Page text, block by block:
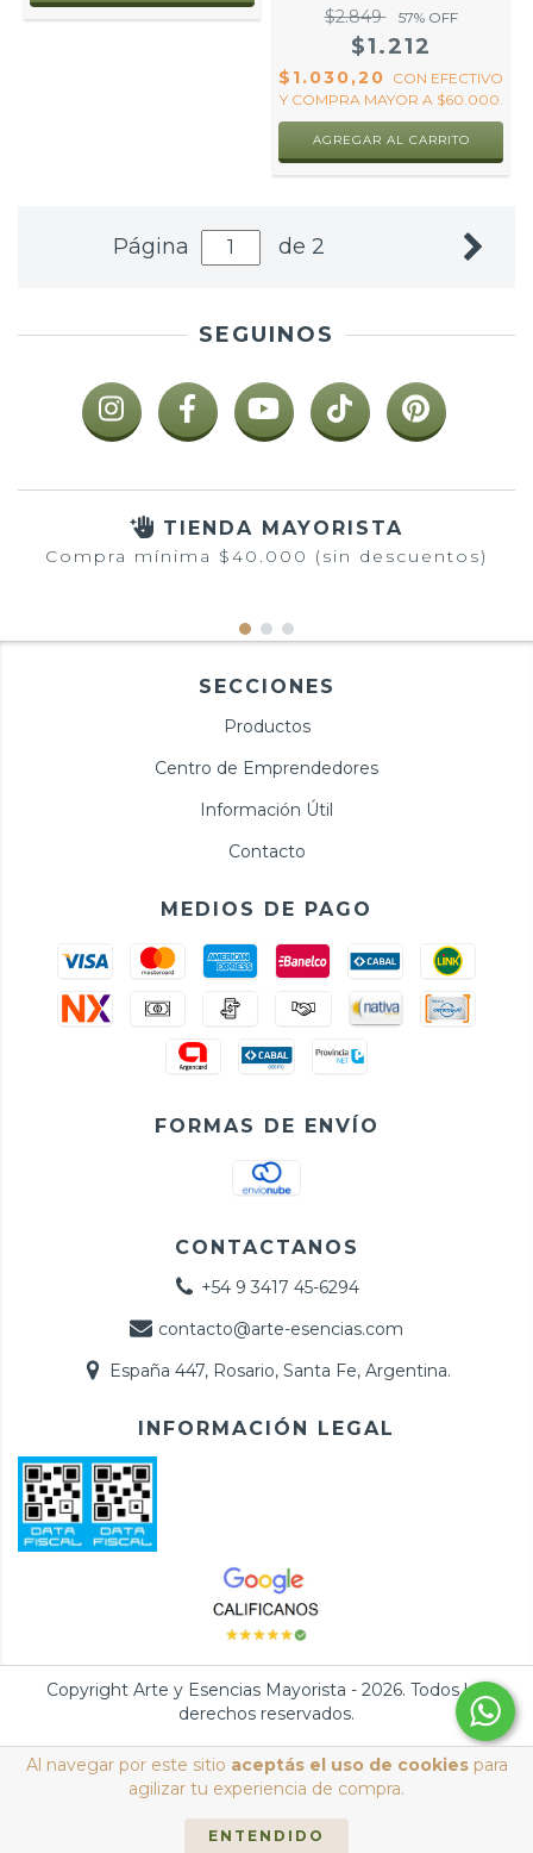
Al navegar por este sitio aceptás el uso de cookiespara
agilizar tu experiencia de compra.
ENTENDIDO
$2.849 57% OFF
$1.212
$1.030,20 CON EFECTIVO
Y COMPRA MAYOR A $60.000.
Página de 2
SEGUINOS
TIENDA MAYORISTA
Compra mínima $40.000 (sin descuentos)
SECCIONES
Productos
Centro de Emprendedores
Información Útil
Contacto
MEDIOS DE PAGO
FORMAS DE ENVÍO
CONTACTANOS
+54 9 3417 45-6294
contacto@arte-esencias.com
España 447, Rosario, Santa Fe, Argentina.
INFORMACIÓN LEGAL
Copyright Arte y Esencias Mayorista - 2026. Todos los
derechos reservados.
Defensa de las y los consumidores. Para reclamos ingresá acá.
/
Botón de arrepentimiento